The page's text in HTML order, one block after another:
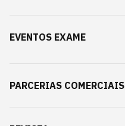
EVENTOS EXAME
PARCERIAS COMERCIAIS